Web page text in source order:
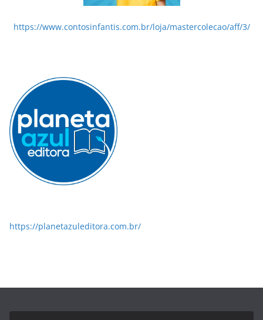
https://www.contosinfantis.com.br/loja/mastercolecao/aff/3/
https://planetazuleditora.com.br/